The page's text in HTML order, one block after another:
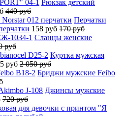
Рюкзак детский
440 руб
Перчатки
158 руб 170 руб
Сланцы женские
руб
Куртка мужская
руб 2 050 руб
Бриджи мужские Feibo
Джинсы мужские
720 руб